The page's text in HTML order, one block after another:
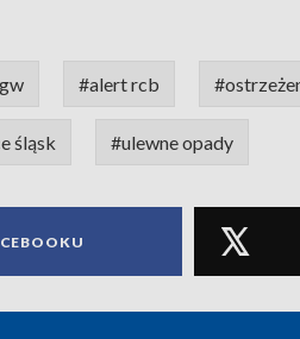
#alert rcb
śląsk #ulewne opady